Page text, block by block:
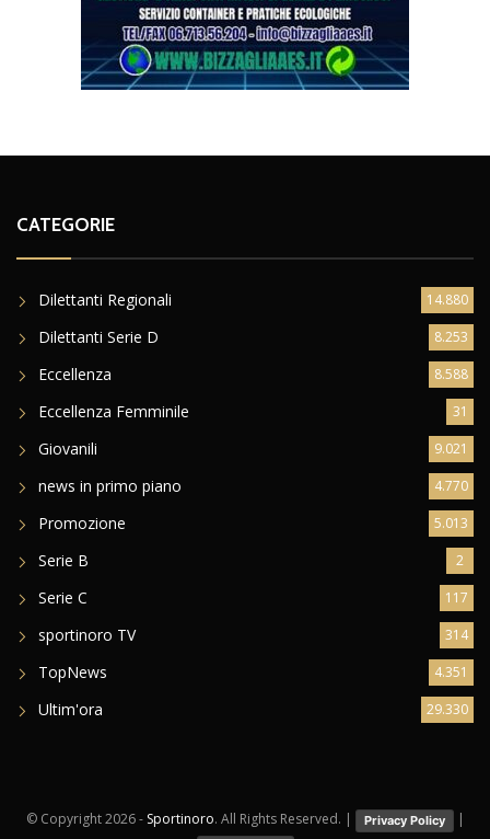
CATEGORIE
Dilettanti Regionali 14.880
Dilettanti Serie D 8.253
Eccellenza 8.588
Eccellenza Femminile 31
Giovanili 9.021
news in primo piano 4.770
Promozione 5.013
Serie B 2
Serie C 117
sportinoro TV 314
TopNews 4.351
Ultim'ora 29.330
© Copyright2026 - Sportinoro. All Rights Reserved. | Privacy Policy |